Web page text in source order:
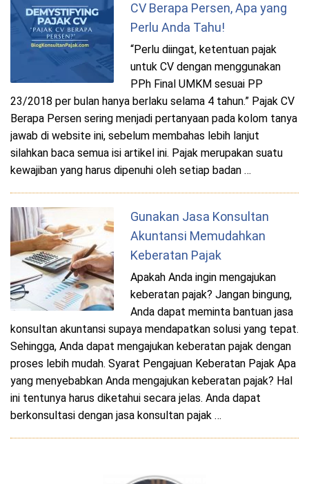
CV Berapa Persen, Apa yang
Perlu Anda Tahu!
“Perlu diingat, ketentuan pajak
untuk CV dengan menggunakan
PPh Final UMKM sesuai PP
23/2018 per bulan hanya berlaku selama 4 tahun.” Pajak CV
Berapa Persen sering menjadi pertanyaan pada kolom tanya
jawab di website ini, sebelum membahas lebih lanjut
silahkan baca semua isi artikel ini. Pajak merupakan suatu
kewajiban yang harus dipenuhi oleh setiap badan …
Gunakan Jasa Konsultan
Akuntansi Memudahkan
Keberatan Pajak
Apakah Anda ingin mengajukan
keberatan pajak? Jangan bingung,
Anda dapat meminta bantuan jasa
konsultan akuntansi supaya mendapatkan solusi yang tepat.
Sehingga, Anda dapat mengajukan keberatan pajak dengan
proses lebih mudah. Syarat Pengajuan Keberatan Pajak Apa
yang menyebabkan Anda mengajukan keberatan pajak? Hal
ini tentunya harus diketahui secara jelas. Anda dapat
berkonsultasi dengan jasa konsultan pajak …